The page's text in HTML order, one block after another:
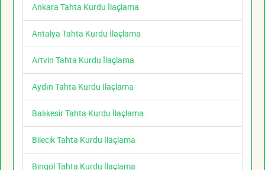
Ankara Tahta Kurdu İlaçlama
Antalya Tahta Kurdu İlaçlama
Artvin Tahta Kurdu İlaçlama
Aydın Tahta Kurdu İlaçlama
Balıkesir Tahta Kurdu İlaçlama
Bilecik Tahta Kurdu İlaçlama
Bingöl Tahta Kurdu İlaçlama